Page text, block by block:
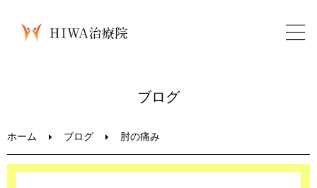
ブログ
ホーム ブログ 肘の痛み